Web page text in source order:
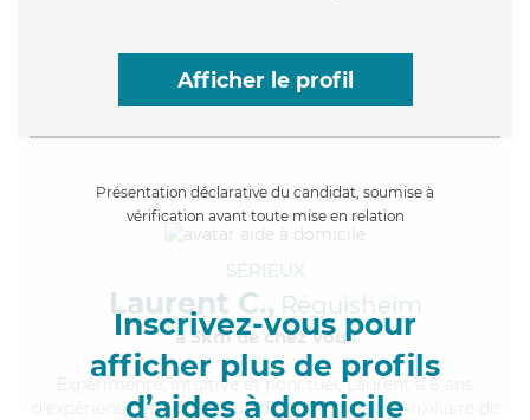
Afficher le profil
Présentation déclarative du candidat, soumise à
vérification avant toute mise en relation
Inscrivez-vous pour
afficher plus de profils
d’aides à domicile
SÉRIEUX
Laurent C., Réguisheim
à 5km de chez Vous
, intuitive et ponctuel, Laurent a 6 ans
d'expérience et possède un diplôme d'État d'Auxiliaire de